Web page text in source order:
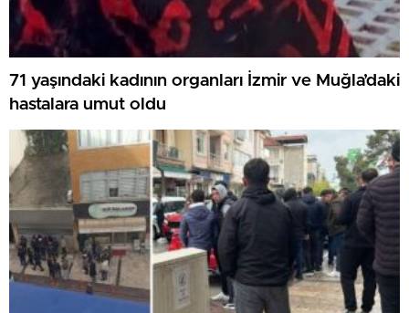
71 yaşındaki kadının organları İzmir ve Muğla’daki
hastalara umut oldu